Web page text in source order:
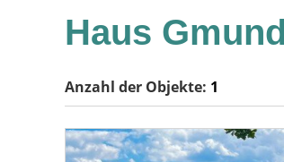
Haus
Anzahl der Objekte: 1